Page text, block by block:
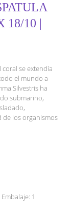
10 |
coral se extendía
el mundo a
Silvestris ha
submarino,
de los organismos
1